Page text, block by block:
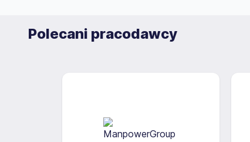
Polecani pracodawcy